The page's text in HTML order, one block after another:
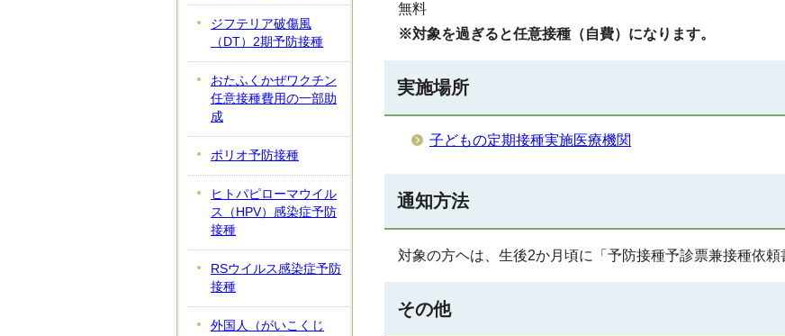
無料
※対象を過ぎると任意接種（自費）になります。
実施場所
子どもの定期接種実施医療機関
通知方法
対象の方ヘは、生後2か月頃に「予防接種予診票兼接種依頼
その他
ジフテリア破傷風
（DT）2期予防接種
おたふくかぜワクチン
任意接種費用の一部助
成
ポリオ予防接種
ヒトパピローマウイル
ス（HPV）感染症予防
接種
RSウイルス感染症予防
接種
外国人（がいこくじ